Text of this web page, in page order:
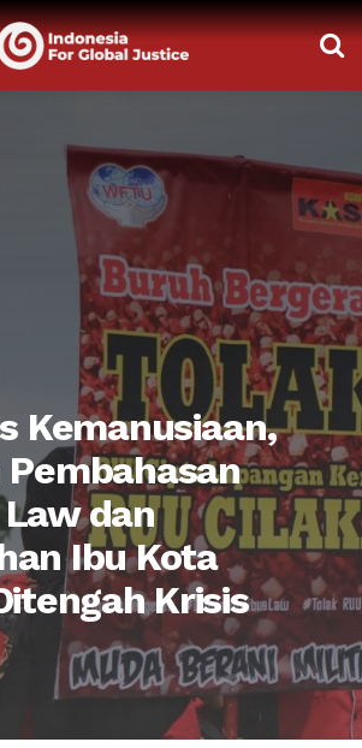
Kemanusiaan,
dan
Ibu Kota
Krisis